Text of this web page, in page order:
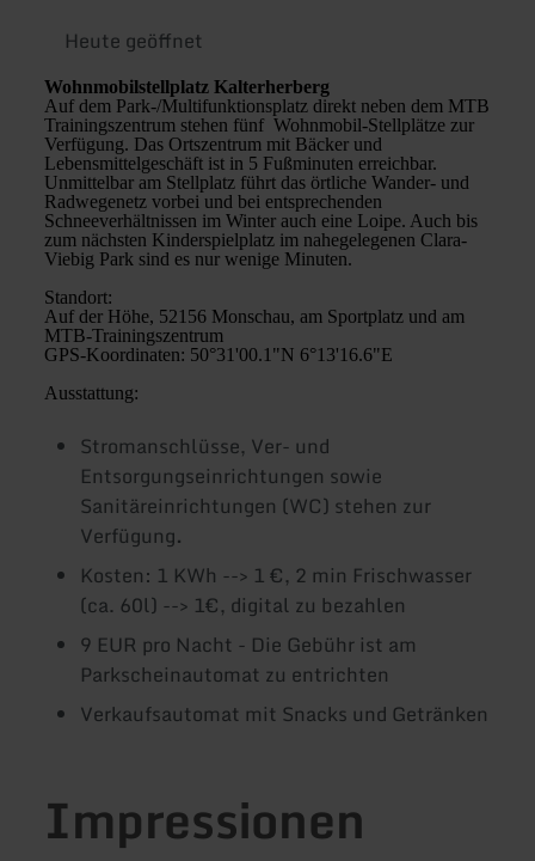
Heute geöffnet
Wohnmobilstellplatz Kalterherberg
Auf dem Park-/Multifunktionsplatz direkt neben dem MTB
Trainingszentrum stehen fünf Wohnmobil-Stellplätze zur
Verfügung. Das Ortszentrum mit Bäcker und
Lebensmittelgeschäft ist in 5 Fußminuten erreichbar.
Unmittelbar am Stellplatz führt das örtliche Wander- und
Radwegenetz vorbei und bei entsprechenden
Schneeverhältnissen im Winter auch eine Loipe. Auch bis
zum nächsten Kinderspielplatz im nahegelegenen Clara-
Viebig Park sind es nur wenige Minuten.
Standort:
Auf der Höhe, 52156 Monschau, am Sportplatz und am
MTB-Trainingszentrum
GPS-Koordinaten: 50°31'00.1"N 6°13'16.6"E
Ausstattung:
Stromanschlüsse, Ver- und
Entsorgungseinrichtungen sowie
Sanitäreinrichtungen (WC) stehen zur
Verfügung.
Kosten: 1 KWh --> 1 €, 2 min Frischwasser
(ca. 60l) --> 1€, digital zu bezahlen
9 EUR pro Nacht - Die Gebühr ist am
Parkscheinautomat zu entrichten
Verkaufsautomat mit Snacks und Getränken
Impressionen